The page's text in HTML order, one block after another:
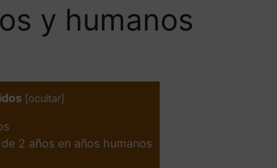
y humanos
[ocultar]
2 años en años humanos